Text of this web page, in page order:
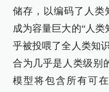
储存，以编码了人类
成为容量巨大的“人
乎被投喂了全人类知
合为几乎是人类级别
模型将包含所有可